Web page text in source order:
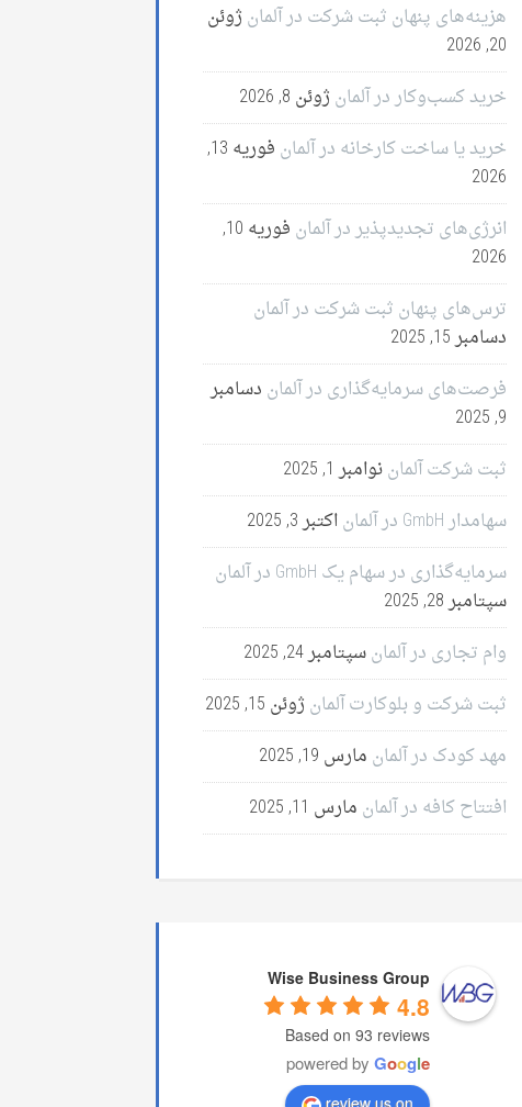
هزینه‌های پنهان ثبت شرکت در آلمان ژوئن
20, 2026
خرید کسب‌وکار در آلمان ژوئن 8, 2026
خرید یا ساخت کارخانه در آلمان
فوریه 13,
2026
انرژی‌های تجدیدپذیر در آلمان
فوریه 10,
2026
ترس‌های پنهان ثبت شرکت در آلمان
دسامبر 15, 2025
فرصت‌های سرمایه‌گذاری در آلمان دسامبر
9, 2025
ثبت شرکت آلماننوامبر 1, 2025
سهامدار GmbH در آلمان
اکتبر 3, 2025
سرمایه‌گذاری در سهام یک GmbH در آلمان
سپتامبر 28, 2025
وام تجاری در آلمانسپتامبر 24, 2025
ثبت شرکت و بلوکارت آلمان ژوئن 15, 2025
مهد کودک در آلمان مارس 19, 2025
افتتاح کافه در آلمان مارس 11, 2025
Wise Business Group
4.8
Based on 93 reviews
powered by Google